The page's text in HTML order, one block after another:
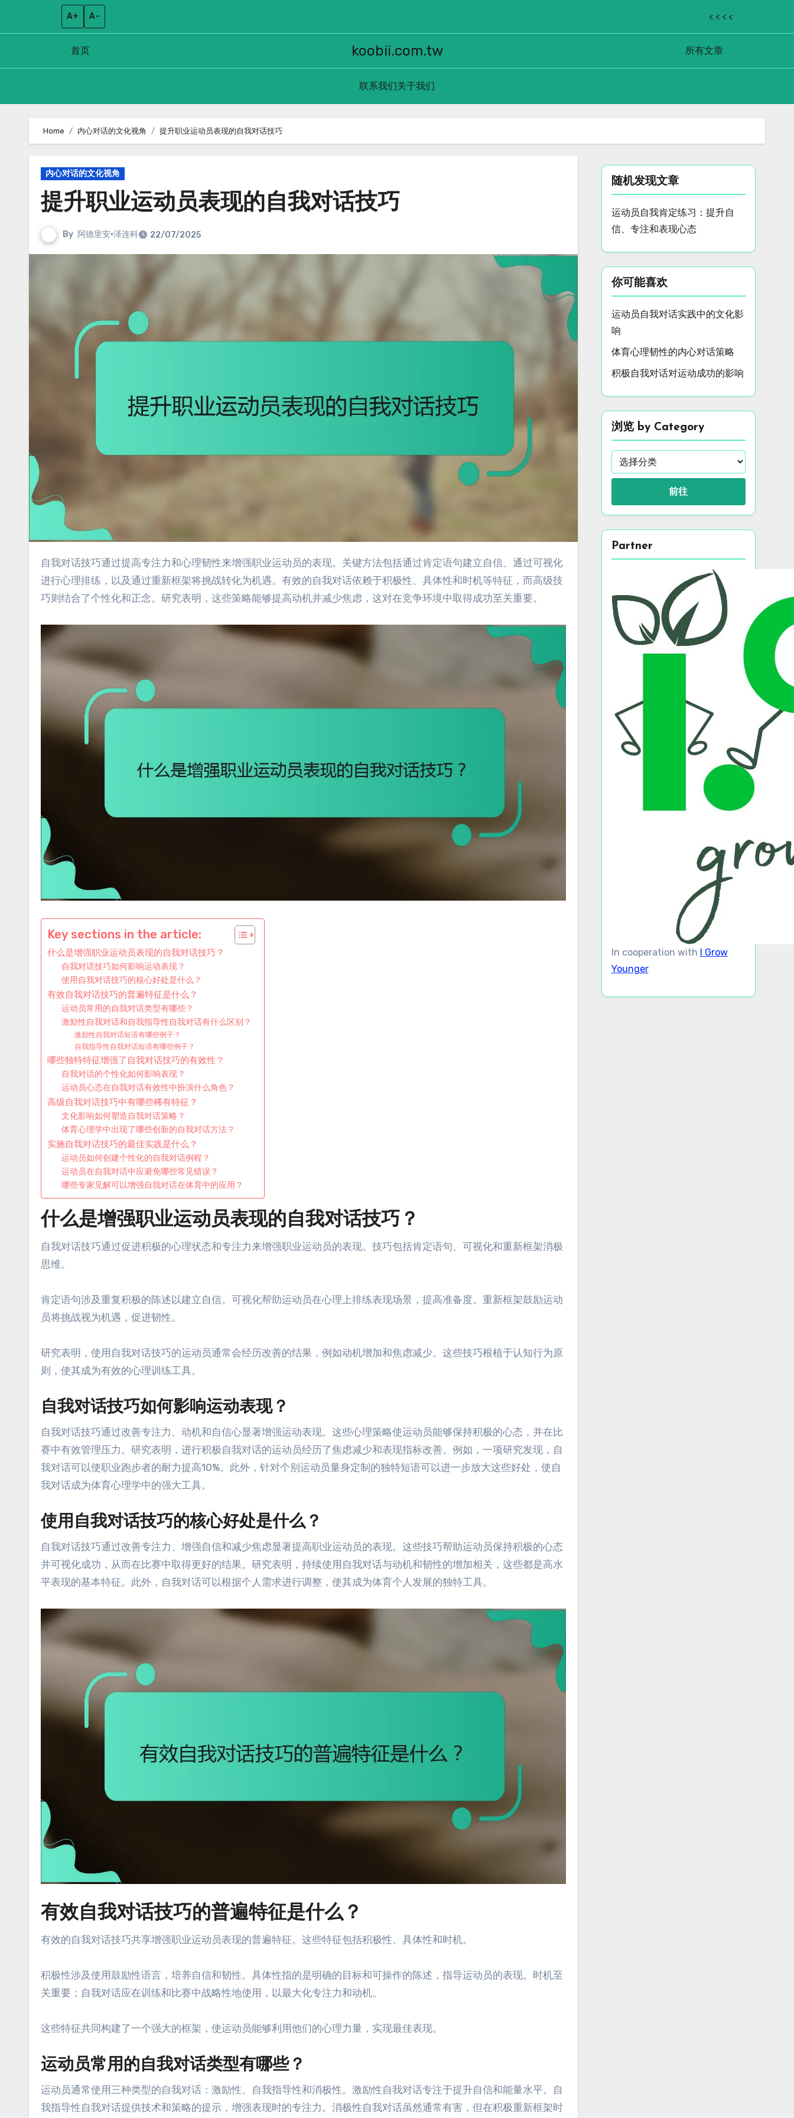
A+ A– < < < <
首页 koobii.com.tw 所有文章
联系我们关于我们
content
Home 内心对话的文化视角 提升职业运动员表现的自我对话技巧
内心对话的文化视角
提升职业运动员表现的自我对话技巧
By 阿德里安·泽连科 22/07/2025
自我对话技巧通过提高专注力和心理韧性来增强职业运动员的表现。关键方法包括通过肯定语句建立自信、通过可视化
进行心理排练，以及通过重新框架将挑战转化为机遇。有效的自我对话依赖于积极性、具体性和时机等特征，而高级技
巧则结合了个性化和正念。研究表明，这些策略能够提高动机并减少焦虑，这对在竞争环境中取得成功至关重要。
Key sections in the article:
什么是增强职业运动员表现的自我对话技巧？
自我对话技巧如何影响运动表现？
使用自我对话技巧的核心好处是什么？
有效自我对话技巧的普遍特征是什么？
运动员常用的自我对话类型有哪些？
激励性自我对话和自我指导性自我对话有什么区别？
激励性自我对话短语有哪些例子？
自我指导性自我对话短语有哪些例子？
哪些独特特征增强了自我对话技巧的有效性？
自我对话的个性化如何影响表现？
运动员心态在自我对话有效性中扮演什么角色？
高级自我对话技巧中有哪些稀有特征？
文化影响如何塑造自我对话策略？
体育心理学中出现了哪些创新的自我对话方法？
实施自我对话技巧的最佳实践是什么？
运动员如何创建个性化的自我对话例程？
运动员在自我对话中应避免哪些常见错误？
哪些专家见解可以增强自我对话在体育中的应用？
什么是增强职业运动员表现的自我对话技巧？
自我对话技巧通过促进积极的心理状态和专注力来增强职业运动员的表现。技巧包括肯定语句、可视化和重新框架消极
思维。
肯定语句涉及重复积极的陈述以建立自信。可视化帮助运动员在心理上排练表现场景，提高准备度。重新框架鼓励运动
员将挑战视为机遇，促进韧性。
研究表明，使用自我对话技巧的运动员通常会经历改善的结果，例如动机增加和焦虑减少。这些技巧根植于认知行为原
则，使其成为有效的心理训练工具。
自我对话技巧如何影响运动表现？
自我对话技巧通过改善专注力、动机和自信心显著增强运动表现。这些心理策略使运动员能够保持积极的心态，并在比
赛中有效管理压力。研究表明，进行积极自我对话的运动员经历了焦虑减少和表现指标改善。例如，一项研究发现，自
我对话可以使职业跑步者的耐力提高10%。此外，针对个别运动员量身定制的独特短语可以进一步放大这些好处，使自
我对话成为体育心理学中的强大工具。
使用自我对话技巧的核心好处是什么？
自我对话技巧通过改善专注力、增强自信和减少焦虑显著提高职业运动员的表现。这些技巧帮助运动员保持积极的心态
并可视化成功，从而在比赛中取得更好的结果。研究表明，持续使用自我对话与动机和韧性的增加相关，这些都是高水
平表现的基本特征。此外，自我对话可以根据个人需求进行调整，使其成为体育个人发展的独特工具。
有效自我对话技巧的普遍特征是什么？
有效的自我对话技巧共享增强职业运动员表现的普遍特征。这些特征包括积极性、具体性和时机。
积极性涉及使用鼓励性语言，培养自信和韧性。具体性指的是明确的目标和可操作的陈述，指导运动员的表现。时机至
关重要；自我对话应在训练和比赛中战略性地使用，以最大化专注力和动机。
这些特征共同构建了一个强大的框架，使运动员能够利用他们的心理力量，实现最佳表现。
运动员常用的自我对话类型有哪些？
运动员通常使用三种类型的自我对话：激励性、自我指导性和消极性。激励性自我对话专注于提升自信和能量水平。自
我指导性自我对话提供技术和策略的提示，增强表现时的专注力。消极性自我对话虽然通常有害，但在积极重新框架时
随机发现文章
运动员自我肯定练习：提升自
信、专注和表现心态
你可能喜欢
运动员自我对话实践中的文化影
响
体育心理韧性的内心对话策略
积极自我对话对运动成功的影响
浏览 by Category
前往
Partner
In cooperation with I Grow
Younger